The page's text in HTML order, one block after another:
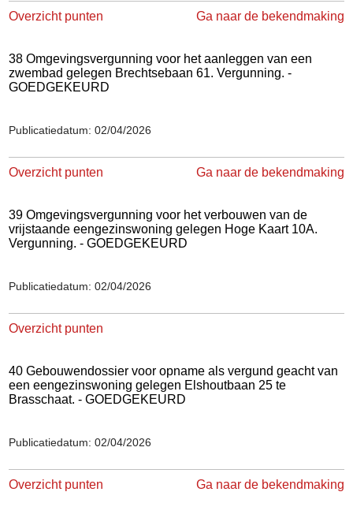
Overzicht punten Ga naar de bekendmaking
38 Omgevingsvergunning voor het aanleggen van een
zwembad gelegen Brechtsebaan 61. Vergunning. -
GOEDGEKEURD
Publicatiedatum: 02/04/2026
Overzicht punten Ga naar de bekendmaking
39 Omgevingsvergunning voor het verbouwen van de
vrijstaande eengezinswoning gelegen Hoge Kaart 10A.
Vergunning. - GOEDGEKEURD
Publicatiedatum: 02/04/2026
Overzicht punten
40 Gebouwendossier voor opname als vergund geacht van
een eengezinswoning gelegen Elshoutbaan 25 te
Brasschaat. - GOEDGEKEURD
Publicatiedatum: 02/04/2026
Overzicht punten Ga naar de bekendmaking